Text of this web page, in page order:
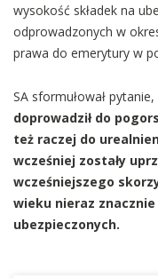
wysokość składek na
odprowadzonych w
prawa do emerytury w
SA sformułował pytanie,
doprowadził do
też raczej do
wcześniej zostały
wcześniejszego
wieku nieraz
ubezpieczonych.